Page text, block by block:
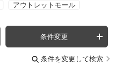
アウトレットモール
条件変更
条件を変更して検索